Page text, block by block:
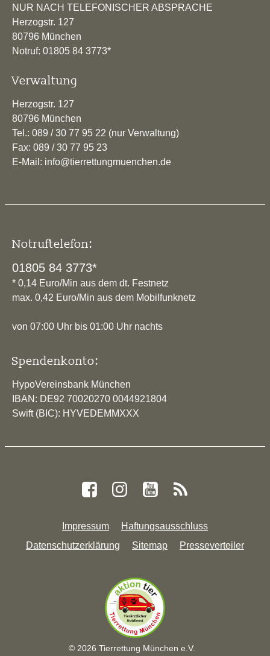
NUR NACH TELEFONISCHER ABSPRACHE
Herzogstr. 127
80796 München
Notruf: 01805 84 3773*
Verwaltung
Herzogstr. 127
80796 München
Tel.: 089 / 30 77 95 22 (nur Verwaltung)
Fax: 089 / 30 77 95 23
E-Mail: info@tierrettungmuenchen.de
Notruftelefon:
01805 84 3773*
* 0,14 Euro/Min aus dem dt. Festnetz
max. 0,42 Euro/Min aus dem Mobilfunknetz
von 07:00 Uhr bis 01:00 Uhr nachts
Spendenkonto:
HypoVereinsbank München
IBAN: DE92 70020270 0044921804
Swift (BIC): HYVEDEMMXXX
Impressum
Haftungsausschluss
Datenschutzerklärung
Sitemap Presseverteiler
© 2026 Tierrettung München e.V.